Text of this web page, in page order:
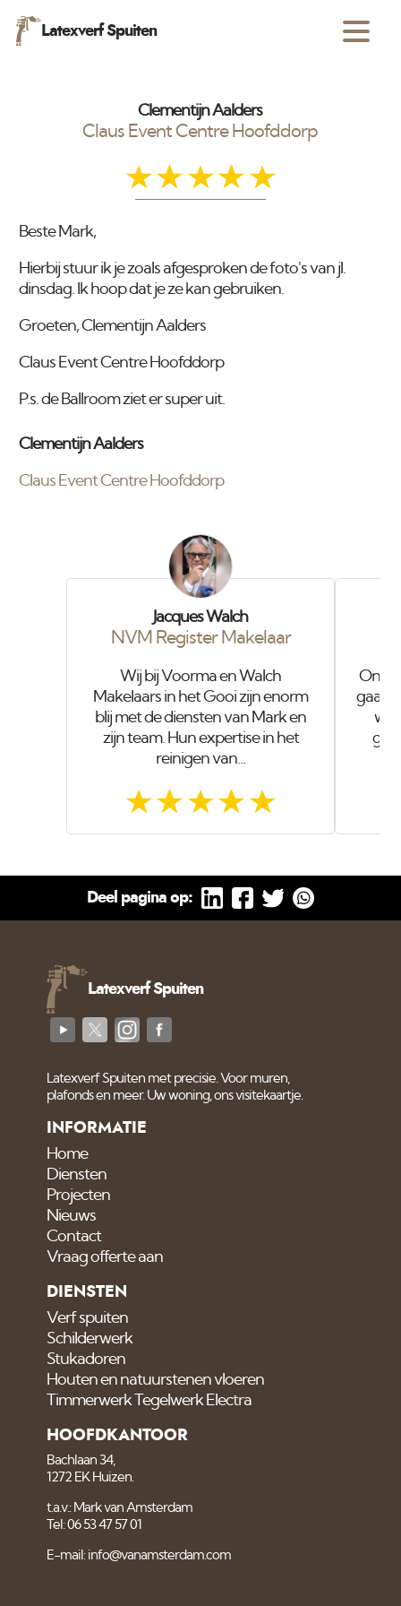
Latexverf Spuiten
Clementijn Aalders
Claus Event Centre Hoofddorp
Beste Mark,
Hierbij stuur ik je zoals afgesproken de foto's van jl.
dinsdag. Ik hoop dat je ze kan gebruiken.
Groeten, Clementijn Aalders
Claus Event Centre Hoofddorp
P.s. de Ballroom ziet er super uit.
Clementijn Aalders
Claus Event Centre Hoofddorp
Jacques Walch
NVM Register Makelaar
Wij bij Voorma en Walch
Makelaars in het Gooi zijn enorm
blij met de diensten van Mark en
zijn team. Hun expertise in het
reinigen van...
Onze
gaat
Deel pagina op:
Latexverf Spuiten
Latexverf Spuiten met precisie. Voor muren,
plafonds en meer. Uw woning, ons visitekaartje.
INFORMATIE
Home
Diensten
Projecten
Nieuws
Contact
Vraag offerte aan
DIENSTEN
Verf spuiten
Schilderwerk
Stukadoren
Houten en natuurstenen vloeren
Timmerwerk Tegelwerk Electra
HOOFDKANTOOR
Bachlaan 34,
1272 EK Huizen.
t.a.v.: Mark van Amsterdam
Tel: 06 53 47 57 01
E-mail: info@vanamsterdam.com